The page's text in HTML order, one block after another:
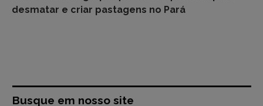
desmatar e criar pastagens no Pará
Busque em nosso site